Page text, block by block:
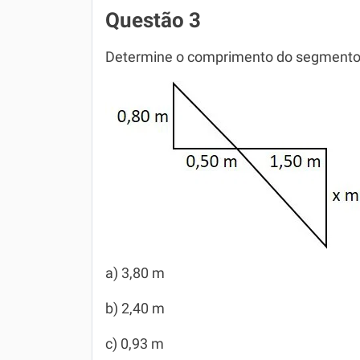
Questão 3
Determine o comprimento do
a) 3,80 m
b) 2,40 m
c) 0,93 m